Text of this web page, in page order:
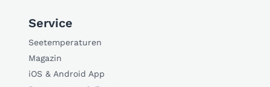
Service
Seetemperaturen
Magazin
iOS & Android App